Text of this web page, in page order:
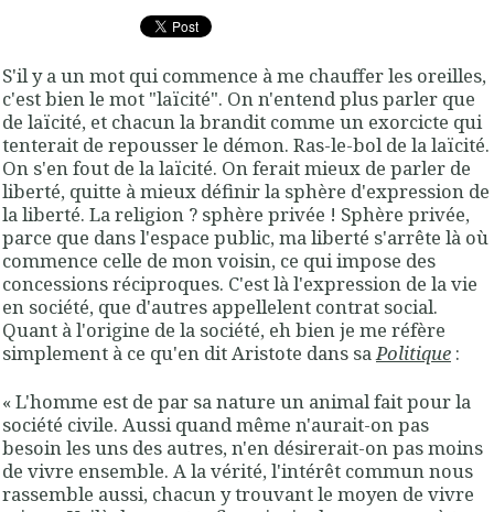
S'il y a un mot qui commence à me chauffer les oreilles,
c'est bien le mot "laïcité". On n'entend plus parler que
de laïcité, et chacun la brandit comme un exorcicte qui
tenterait de repousser le démon. Ras-le-bol de la laïcité.
On s'en fout de la laïcité. On ferait mieux de parler de
liberté, quitte à mieux définir la sphère d'expression de
la liberté. La religion ? sphère privée ! Sphère privée,
parce que dans l'espace public, ma liberté s'arrête là où
commence celle de mon voisin, ce qui impose des
concessions réciproques. C'est là l'expression de la vie
en société, que d'autres appellelent contrat social.
Quant à l'origine de la société, eh bien je me réfère
simplement à ce qu'en dit Aristote dans saPolitique :
« L'homme est de par sa nature un animal fait pour la
société civile. Aussi quand même n'aurait-on pas
besoin les uns des autres, n'en désirerait-on pas moins
de vivre ensemble. A la vérité, l'intérêt commun nous
rassemble aussi, chacun y trouvant le moyen de vivre